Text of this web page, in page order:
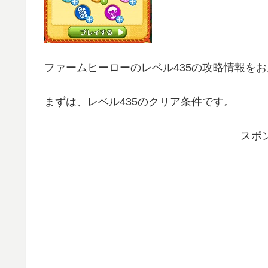
ファームヒーローのレベル435の攻略情報をお
まずは、レベル435のクリア条件です。
スポ